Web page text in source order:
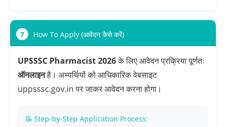
7 How To Apply (आवेदन कैसे करें)
UPSSSC Pharmacist 2026के लिए आवेदन प्रक्रिया पूर्णतः
ऑनलाइनहै। अभ्यर्थियों को आधिकारिक वेबसाइट
uppsssc.gov.in पर जाकर आवेदन करना होगा।
📝 Step-by-Step Application Process: